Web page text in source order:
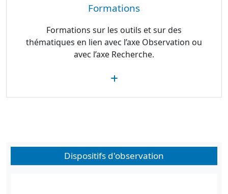
Formations
Formations sur les outils et sur des
thématiques en lien avec l’axe Observation ou
avec l’axe Recherche.
Dispositifs d'observation